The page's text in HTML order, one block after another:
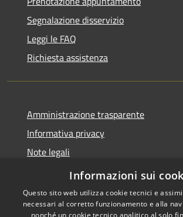
Segnalazione disservizio
Leggi le FAQ
Richiesta assistenza
Amministrazione trasparente
Informativa privacy
Note legali
Dichiarazione di accessibilità
Informazioni sui
Questo sito web utilizza cookie tecnici e
necessari al corretto funzionamento e alla
nonché un cookie tecnico analitico al solo